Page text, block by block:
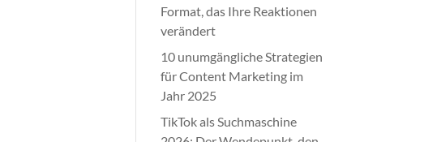
Format, das Ihre Reaktionen
verändert
10 unumgängliche Strategien
für Content Marketing im
Jahr 2025
TikTok als Suchmaschine